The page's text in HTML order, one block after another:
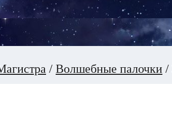
/ Волшебные палочки /